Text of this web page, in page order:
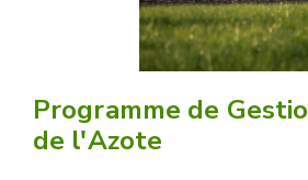
Programme de
de l'Azote